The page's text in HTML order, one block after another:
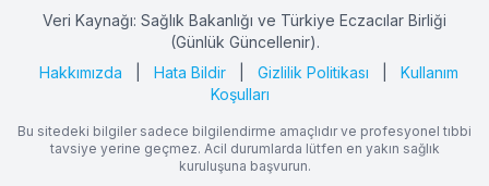
Veri Kaynağı: Sağlık Bakanlığı ve Türkiye Eczacılar Birliği
(Günlük Güncellenir).
Hakkımızda
Hata Bildir Gizlilik Politikası
Kullanım
Koşulları
Bu sitedeki bilgiler sadece bilgilendirme amaçlıdır ve profesyonel tıbbi
tavsiye yerine geçmez. Acil durumlarda lütfen en yakın sağlık
kuruluşuna başvurun.